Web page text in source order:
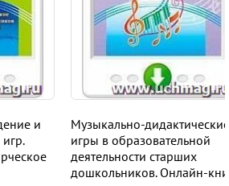
и
Музыкально-дидактические
игры в образовательной
деятельности старших
дошкольников. Онлайн-